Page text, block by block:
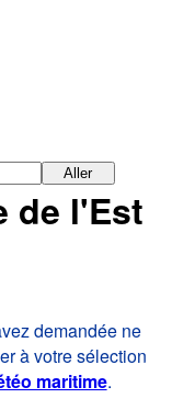
Aller
de l'Est
demandée ne
à votre sélection
maritime.